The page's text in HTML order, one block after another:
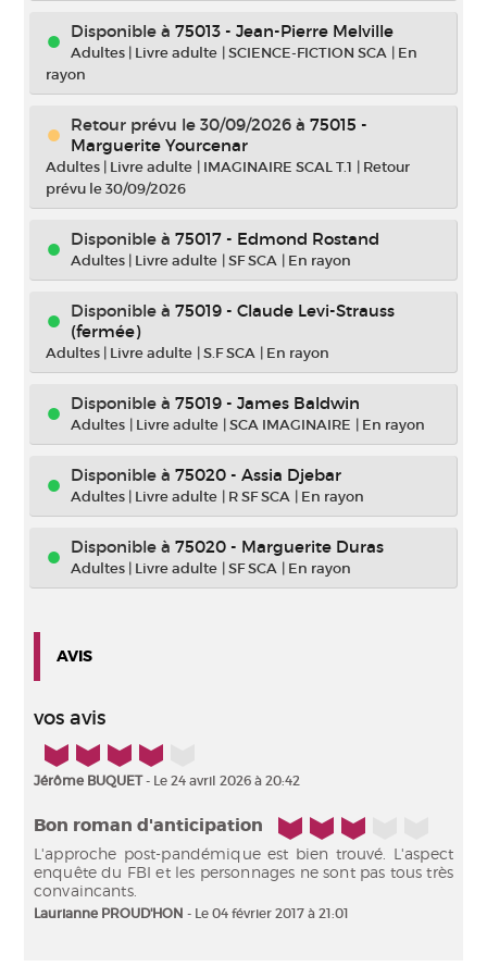
Disponible à 75013 - Jean-Pierre Melville
Adultes | Livre adulte |SCIENCE-FICTION SCA | En
rayon
Retour prévu le 30/09/2026 à 75015 -
Marguerite Yourcenar
Adultes | Livre adulte | IMAGINAIRE SCAL T.1 | Retour
prévu le 30/09/2026
Disponible à 75017 - Edmond Rostand
Adultes | Livre adulte |SF SCA | En rayon
Disponible à 75019 - Claude Levi-Strauss
(fermée)
Adultes | Livre adulte |S.F SCA | En rayon
Disponible à 75019 - James Baldwin
Adultes | Livre adulte |SCA IMAGINAIRE | En rayon
Disponible à 75020 - Assia Djebar
Adultes | Livre adulte | R SF SCA | En rayon
Disponible à 75020 - Marguerite Duras
Adultes | Livre adulte |SF SCA | En rayon
AVIS
vos avis
4/5
Jérôme BUQUET- Le 24 avril 2026 à 20:42
Bon roman d'anticipation 3/5
L'approche post-pandémique est bien trouvé. L'aspect
enquête du FBI et les personnages ne sont pas tous très
convaincants.
Laurianne PROUD'HON - Le 04 février 2017 à 21:01